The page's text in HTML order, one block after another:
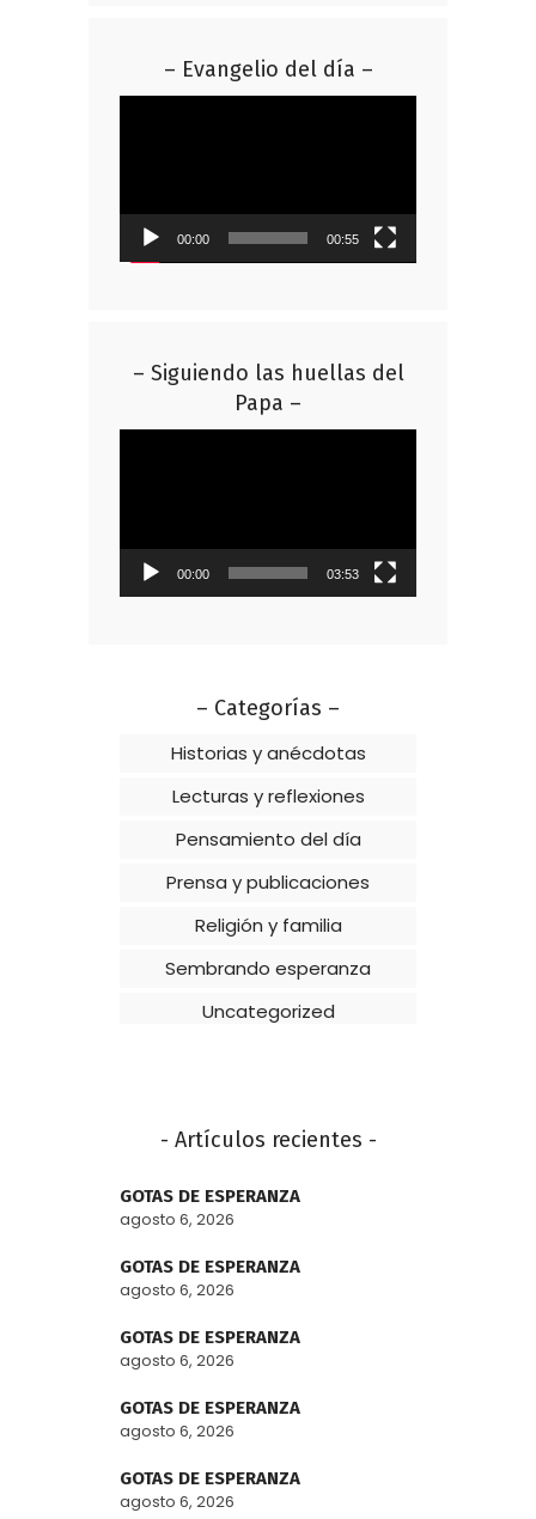
– Evangelio del día –
00:00 00:55
– Siguiendo las huellas del
Papa –
00:00 03:53
– Categorías –
Historias y anécdotas
Lecturas y reflexiones
Pensamiento del día
Prensa y publicaciones
Religión y familia
Sembrando esperanza
Uncategorized
- Artículos recientes -
GOTAS DE ESPERANZA
agosto 6, 2026
GOTAS DE ESPERANZA
agosto 6, 2026
GOTAS DE ESPERANZA
agosto 6, 2026
GOTAS DE ESPERANZA
agosto 6, 2026
GOTAS DE ESPERANZA
agosto 6, 2026